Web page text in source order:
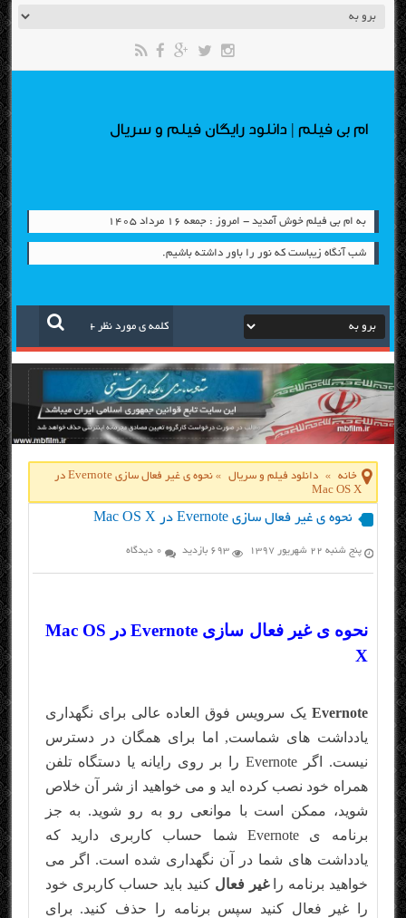
ام بی فیلم | دانلود رایگان فیلم و سریال
به ام بی فیلم خوش آمدید - امروز : جمعه ۱۶ مرداد ۱۴۰۵
شب آنگاه زیباست که نور را باور داشته باشیم.
خانه » دانلود فیلم و سریال »
نحوه ی غیر فعال سازی Evernote در
Mac OS X
نحوه ی غیر فعال سازی Evernote در Mac OS X
پنج شنبه ۲۲ شهریور ۱۳۹۷ 693 بازدید 0 دیدگاه
نحوه ی غیر فعال سازی Evernote در Mac OS
X
Evernote یک سرویس فوق العاده عالی برای نگهداری
یادداشت های شماست, اما برای همگان در دسترس
نیست. اگر Evernote را بر روی رایانه یا دستگاه تلفن
همراه خود نصب کرده اید و می خواهید از شر آن خلاص
شوید، ممکن است با موانعی رو به رو شوید. به جز
برنامه ی Evernote شما حساب کاربری دارید که
یادداشت های شما در آن نگهداری شده است. اگر می
خواهید برنامه راغیر فعال کنید باید حساب کاربری خود
را غیر فعال کنید سپس برنامه را حذف کنید. برای